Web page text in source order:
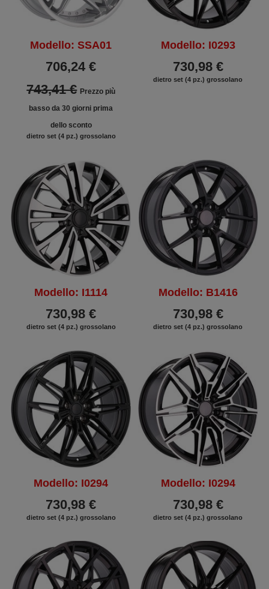
Modello: SSA01
743,41 € Prezzo più
basso da 30 giorni prima
dello sconto
706,24 €
dietro set (4 pz.) grossolano
Modello: I0293
730,98 €
dietro set (4 pz.) grossolano
Modello: I1114
730,98 €
dietro set (4 pz.) grossolano
Modello: B1416
730,98 €
dietro set (4 pz.) grossolano
Modello: I0294
730,98 €
dietro set (4 pz.) grossolano
Modello: I0294
730,98 €
dietro set (4 pz.) grossolano